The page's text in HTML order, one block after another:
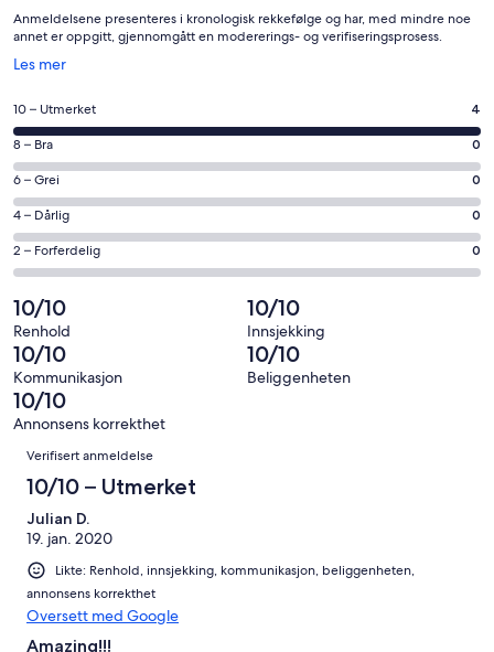
Anmeldelsene presenteres i kronologisk rekkefølge og har, med mindre noe
annet er oppgitt, gjennomgått en modererings- og verifiseringsprosess.
Les mer
Åpnes
et
nytt
vindu
Rangering
på
10
−
Utmerket.
4
av
totalt
4
anmeldelser.
10 – Utmerket 4
Rangering
på
8
−
Bra.
0
totalt
4
anmeldelser.
8 – Bra 0
Rangering
på
6
−
Grei.
0
av
totalt
4
anmeldelser.
6 – Grei 0
Rangering
på
4
Dårlig.
0
av
totalt
4
anmeldelser.
4 – Dårlig 0
Rangering
på
2
−
Forferdelig.
0
av
totalt
anmeldelser.
2 – Forferdelig 0
10/10
Renhold
10/10
Innsjekking
10/10
Kommunikasjon
10/10
Beliggenheten
10/10
Annonsens korrekthet
Anmeldelser
Verifisert anmeldelse
10/10 – Utmerket
Julian D.
19. jan. 2020
Likte: Renhold, innsjekking, kommunikasjon, beliggenheten,
annonsens korrekthet
Oversett med Google
Amazing!!!